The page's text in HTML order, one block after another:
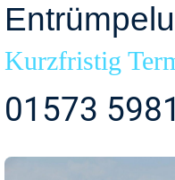
Kurzfristig
01573